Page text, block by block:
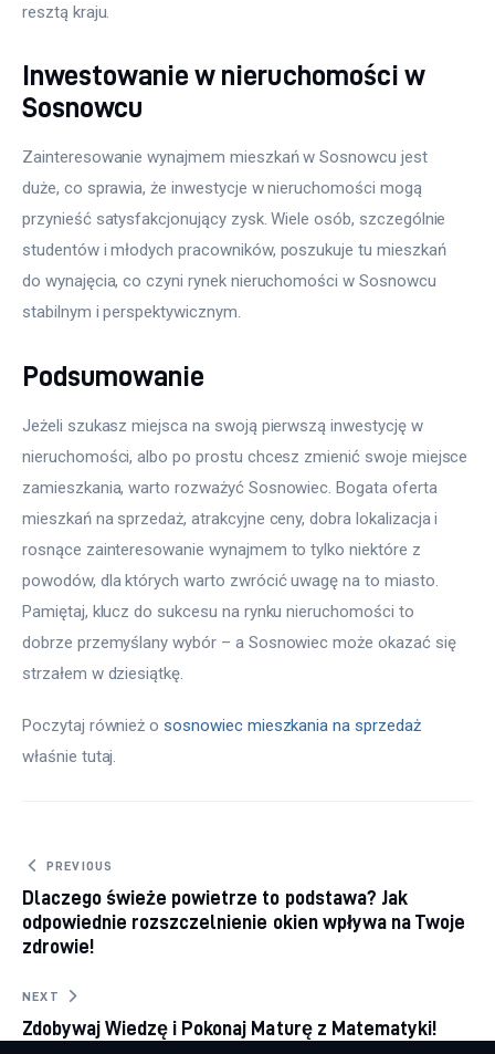
resztą kraju.
Inwestowanie w nieruchomości w
Sosnowcu
Zainteresowanie wynajmem mieszkań w Sosnowcu jest
duże, co sprawia, że inwestycje w nieruchomości mogą
przynieść satysfakcjonujący zysk. Wiele osób, szczególnie
studentów i młodych pracowników, poszukuje tu mieszkań
do wynajęcia, co czyni rynek nieruchomości w Sosnowcu
stabilnym i perspektywicznym.
Podsumowanie
Jeżeli szukasz miejsca na swoją pierwszą inwestycję w
nieruchomości, albo po prostu chcesz zmienić swoje miejsce
zamieszkania, warto rozważyć Sosnowiec. Bogata oferta
mieszkań na sprzedaż, atrakcyjne ceny, dobra lokalizacja i
rosnące zainteresowanie wynajmem to tylko niektóre z
powodów, dla których warto zwrócić uwagę na to miasto.
Pamiętaj, klucz do sukcesu na rynku nieruchomości to
dobrze przemyślany wybór – a Sosnowiec może okazać się
strzałem w dziesiątkę.
Poczytaj również o sosnowiec mieszkania na sprzedaż
właśnie tutaj.
Nawigacja wpisu
PREVIOUS
Dlaczego świeże powietrze to podstawa? Jak
odpowiednie rozszczelnienie okien wpływa na Twoje
zdrowie!
NEXT
Zdobywaj Wiedzę i Pokonaj Maturę z Matematyki!